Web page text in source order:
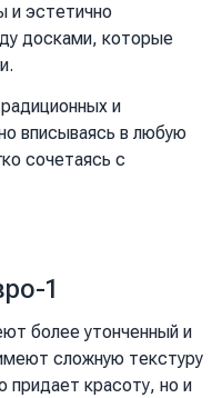
и эстетично
досками, которые
и
вписываясь в любую
сочетаясь с
1
более утонченный и
сложную текстуру
придает красоту, но и